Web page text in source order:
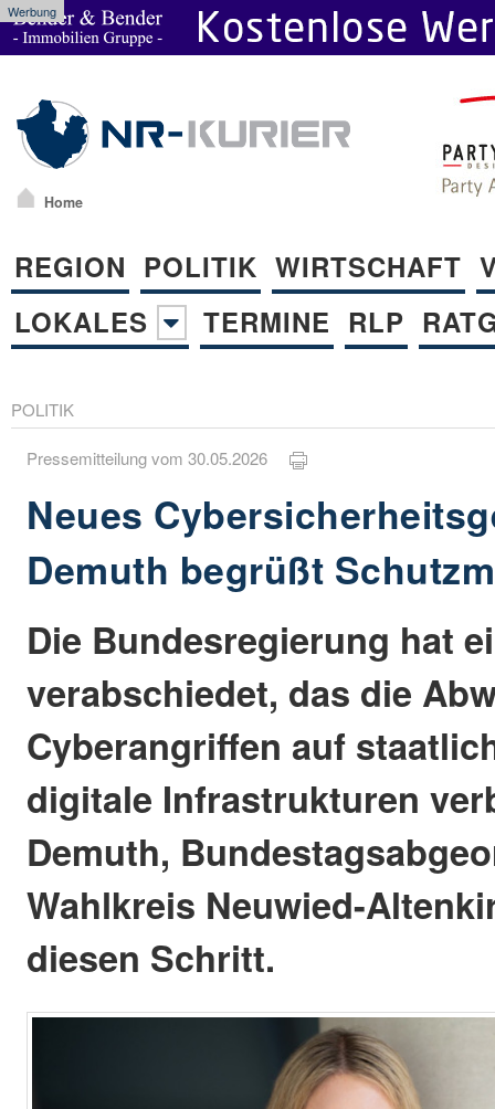
Werbung
Home
REGION POLITIK WIRTSCHAFT
LOKALES
TERMINE RLP
POLITIK
Pressemitteilung vom 30.05.2026
Neues
Demuth begrüßt
Die Bundesregierung hat
verabschiedet, das die
Cyberangriffen auf
digitale Infrastrukturen
Demuth,
Wahlkreis Neuwied-
diesen Schritt.